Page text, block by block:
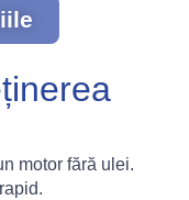
motor fără ulei.